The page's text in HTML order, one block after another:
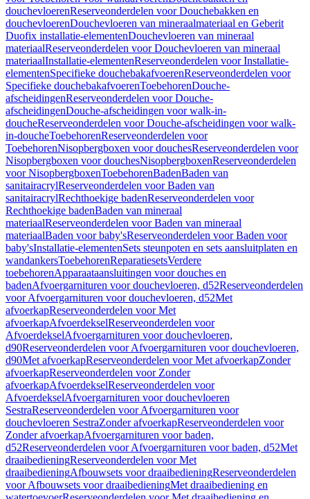
douchevloerenReserveonderdelen voor Douchebakken en
douchevloerenDouchevloeren van mineraalmateriaal en Geberit
Duofix installatie-elementenDouchevloeren van mineraal
materiaalReserveonderdelen voor Douchevloeren van mineraal
materiaalInstallatie-elementenReserveonderdelen voor Installatie-
elementenSpecifieke douchebakafvoerenReserveonderdelen voor
Specifieke douchebakafvoerenToebehorenDouche-
afscheidingenReserveonderdelen voor Douche-
afscheidingenDouche-afscheidingen voor walk-in-
doucheReserveonderdelen voor Douche-afscheidingen voor walk-
in-doucheToebehorenReserveonderdelen voor
ToebehorenNisopbergboxen voor douchesReserveonderdelen voor
Nisopbergboxen voor douchesNisopbergboxenReserveonderdelen
voor NisopbergboxenToebehorenBadenBaden van
sanitairacrylReserveonderdelen voor Baden van
sanitairacrylRechthoekige badenReserveonderdelen voor
Rechthoekige badenBaden van mineraal
materiaalReserveonderdelen voor Baden van mineraal
materiaalBaden voor baby'sReserveonderdelen voor Baden voor
baby'sInstallatie-elementenSets steunpoten en sets aansluitplaten en
wandankersToebehorenReparatiesetsVerdere
toebehorenApparaataansluitingen voor douches en
badenAfvoergarnituren voor douchevloeren, d52Reserveonderdelen
voor Afvoergarnituren voor douchevloeren, d52Met
afvoerkapReserveonderdelen voor Met
afvoerkapAfvoerdekselReserveonderdelen voor
AfvoerdekselAfvoergarnituren voor douchevloeren,
d90Reserveonderdelen voor Afvoergarnituren voor douchevloeren,
d90Met afvoerkapReserveonderdelen voor Met afvoerkapZonder
afvoerkapReserveonderdelen voor Zonder
afvoerkapAfvoerdekselReserveonderdelen voor
AfvoerdekselAfvoergarnituren voor douchevloeren
SestraReserveonderdelen voor Afvoergarnituren voor
douchevloeren SestraZonder afvoerkapReserveonderdelen voor
Zonder afvoerkapAfvoergarnituren voor baden,
d52Reserveonderdelen voor Afvoergarnituren voor baden, d52Met
draaibedieningReserveonderdelen voor Met
draaibedieningAfbouwsets voor draaibedieningReserveonderdelen
voor Afbouwsets voor draaibedieningMet draaibediening en